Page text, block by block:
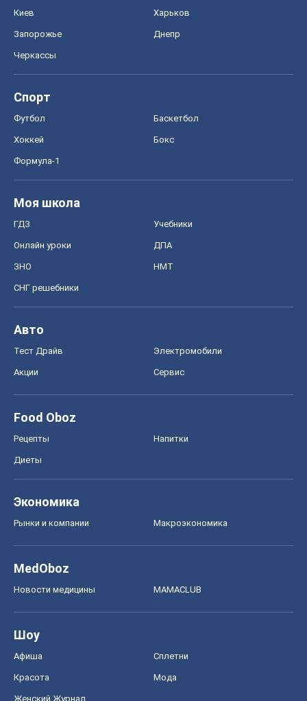
Киев Харьков
Запорожье Днепр
Черкассы
Спорт
Футбол Баскетбол
Хоккей Бокс
Формула-1
Моя школа
ГДЗ Учебники
Онлайн уроки ДПА
ЗНО НМТ
СНГ решебники
Авто
Тест Драйв Электромобили
Акции Сервис
Food Oboz
Рецепты Напитки
Диеты
Экономика
Рынки и компании Mакроэкономика
MedOboz
Новости медицины MAMACLUB
Шоу
Афиша Сплетни
Красота Мода
Женский Журнал